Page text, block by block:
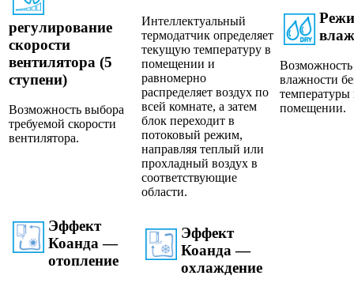
регулирование
скорости
вентилятора (5
ступени)
Возможность выбора
требуемой скорости
вентилятора.
Интеллектуальный
термодатчик определяет
текущую температуру в
помещении и
равномерно
распределяет воздух по
всей комнате, а затем
блок переходит в
потоковый режим,
направляя теплый или
прохладный воздух в
соответствующие
области.
влажности
температуры
помещении.
Эффект
Коанда —
отопление
Эффект
Коанда —
охлаждение